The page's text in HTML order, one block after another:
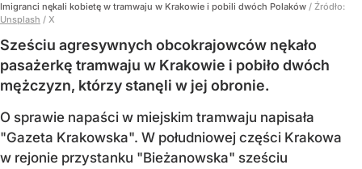
Imigranci nękali kobietę w tramwaju w Krakowie i pobili dwóch Polaków / Źródło:
Unsplash / X
Sześciu agresywnych obcokrajowców nękało
pasażerkę tramwaju w Krakowie i pobiło dwóch
mężczyzn, którzy stanęli w jej obronie.
O sprawie napaści w miejskim tramwaju napisała
"Gazeta Krakowska". W południowej części Krakowa
w rejonie przystanku "Bieżanowska" sześciu